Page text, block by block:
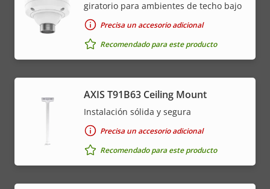
giratorio para ambientes de techo bajo
Precisa un accesorio adicional
Recomendado para este producto
AXIS T91B63 Ceiling Mount
Instalación sólida y segura
Precisa un accesorio adicional
Recomendado para este producto